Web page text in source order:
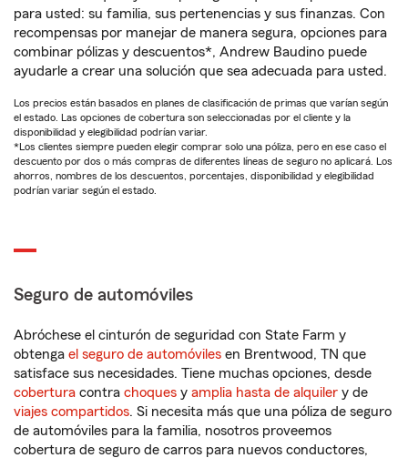
para usted: su familia, sus pertenencias y sus finanzas. Con
recompensas por manejar de manera segura, opciones para
combinar pólizas y descuentos*, Andrew Baudino puede
ayudarle a crear una solución que sea adecuada para usted.
Los precios están basados en planes de clasificación de primas que varían según
el estado. Las opciones de cobertura son seleccionadas por el cliente y la
disponibilidad y elegibilidad podrían variar.
*Los clientes siempre pueden elegir comprar solo una póliza, pero en ese caso el
descuento por dos o más compras de diferentes líneas de seguro no aplicará. Los
ahorros, nombres de los descuentos, porcentajes, disponibilidad y elegibilidad
podrían variar según el estado.
Seguro de automóviles
Abróchese el cinturón de seguridad con State Farm y
obtenga el seguro de automóviles en Brentwood, TN que
satisface sus necesidades. Tiene muchas opciones, desde
cobertura contra choques y amplia hasta de alquiler y de
viajes compartidos. Si necesita más que una póliza de seguro
de automóviles para la familia, nosotros proveemos
cobertura de seguro de carros para nuevos conductores,